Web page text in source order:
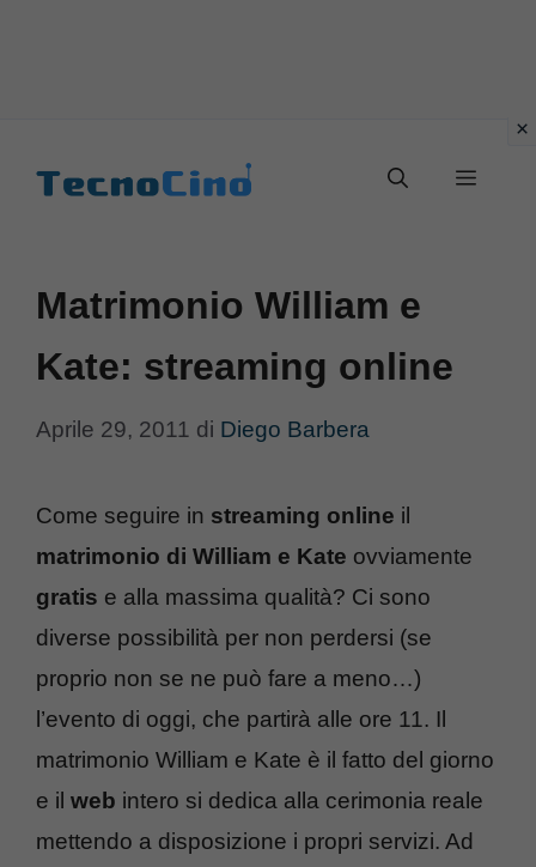
Menu
Matrimonio William e
Kate: streaming online
Aprile 29, 2011 di Diego Barbera
Come seguire in streaming online il
matrimonio di William e Kate ovviamente
gratis e alla massima qualità? Ci sono
diverse possibilità per non perdersi (se
proprio non se ne può fare a meno…)
l’evento di oggi, che partirà alle ore 11. Il
matrimonio William e Kate è il fatto del giorno
e il web intero si dedica alla cerimonia reale
mettendo a disposizione i propri servizi. Ad